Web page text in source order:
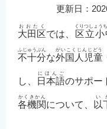
更新日：
大田区
おおたく
では、 区立
くりつしょう
不十分
ふじゅうぶん
な外国人児童
がいこくじんじどう
し、 日本語
にほんご
のサポー
各機関
かくきかん
について、 以
い